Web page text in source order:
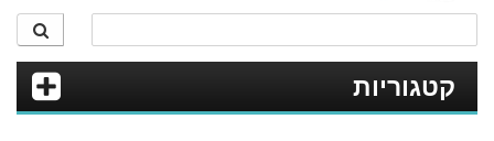
קטגוריות